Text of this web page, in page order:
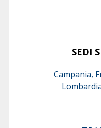
SEDI
Campania,